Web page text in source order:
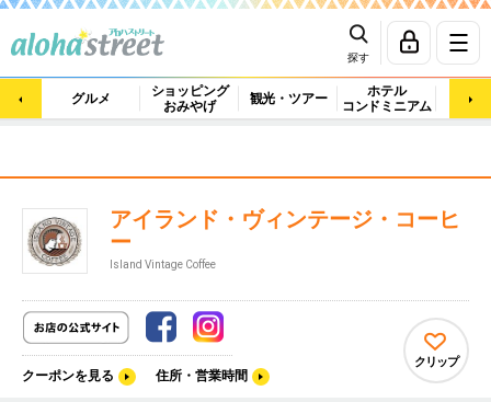
探す
グルメ
ショッピング
おみやげ
観光・ツアー
ホテル
コンドミニアム
マッ
アイランド・ヴィンテージ・コーヒ
ー
Island Vintage Coffee
クーポンを見る 住所・営業時間
クリップ